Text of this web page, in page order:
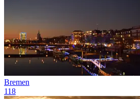
Bremen
118